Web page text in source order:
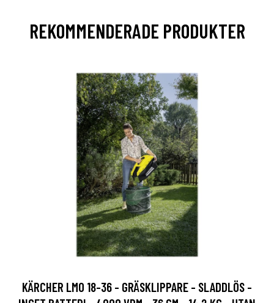
REKOMMENDERADE PRODUKTER
KÄRCHER LMO 18-36 - GRÄSKLIPPARE - SLADDLÖS -